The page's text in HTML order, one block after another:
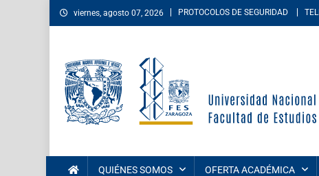
viernes, agosto 07, 2026 PROTOCOLOS DE SEGURIDAD
las áreas de las ciencias de la salud, sociales, del
QUIÉNES SOMOS
OFERTA ACADÉMICA